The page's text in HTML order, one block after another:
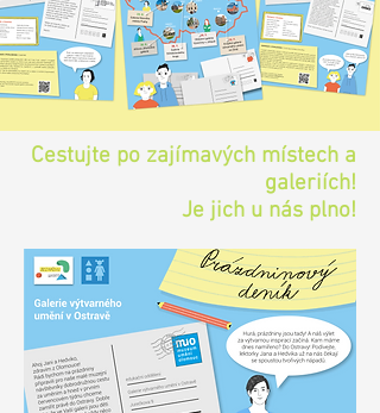
Cestujte po zajímavých místech a
galeriích!
Je jich u nás plno!